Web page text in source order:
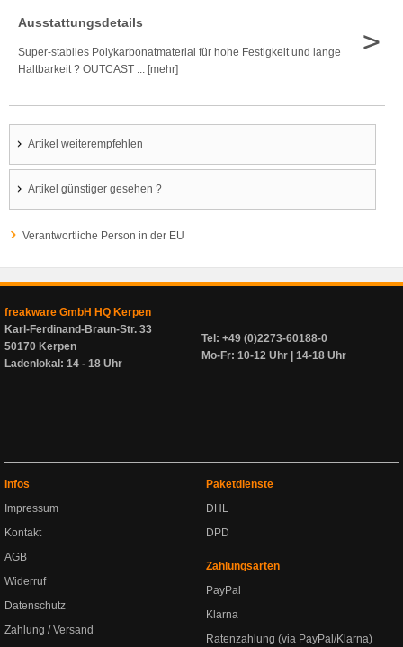
Ausstattungsdetails
Super-stabiles Polykarbonatmaterial für hohe Festigkeit und lange
Haltbarkeit ? OUTCAST ... [mehr]
>
Artikel weiterempfehlen
Artikel günstiger gesehen ?
Verantwortliche Person in der EU
freakware GmbH HQ Kerpen
Karl-Ferdinand-Braun-Str. 33
50170 Kerpen
Ladenlokal: 14 - 18 Uhr
Tel: +49 (0)2273-60188-0
Mo-Fr: 10-12 Uhr | 14-18 Uhr
Infos
Impressum
Kontakt
AGB
Widerruf
Datenschutz
Zahlung / Versand
Paketdienste
DHL
DPD
Zahlungsarten
PayPal
Klarna
Ratenzahlung (via PayPal/Klarna)